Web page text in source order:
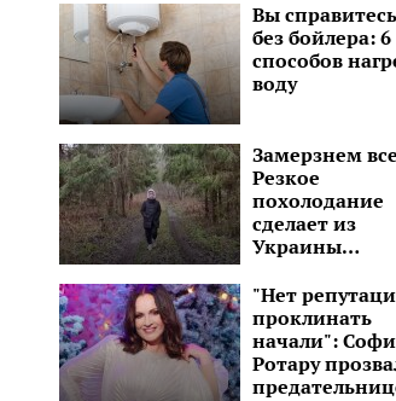
Вы
без бойлера: 6
способов
воду
Замерзнем
Резкое
похолодание
сделает из
Украины
северный
"Нет
проклинать
начали":
Ротару